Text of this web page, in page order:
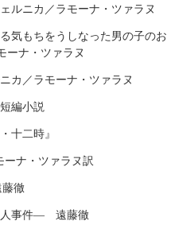
ルニカ／ラモーナ・ツァラヌ
気もちをうしなった男の子のお
ナ・ツァラヌ
カ／ラモーナ・ツァラヌ
編小説
十二時』
ーナ・ツァラヌ訳
徹
人事件― 遠藤徹